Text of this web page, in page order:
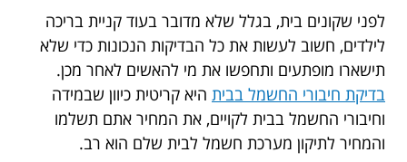
לפני שקונים בית, בגלל שלא מדובר בעוד קניית בריכה
לילדים, חשוב לעשות את כל הבדיקות הנכונות כדי שלא
תישארו מופתעים ותחפשו את מי להאשים לאחר מכן.
בדיקת חיבורי החשמל בבית היא קריטית כיוון שבמידה
וחיבורי החשמל בבית לקויים, את המחיר אתם תשלמו
והמחיר לתיקון מערכת חשמל לבית שלם הוא רב.